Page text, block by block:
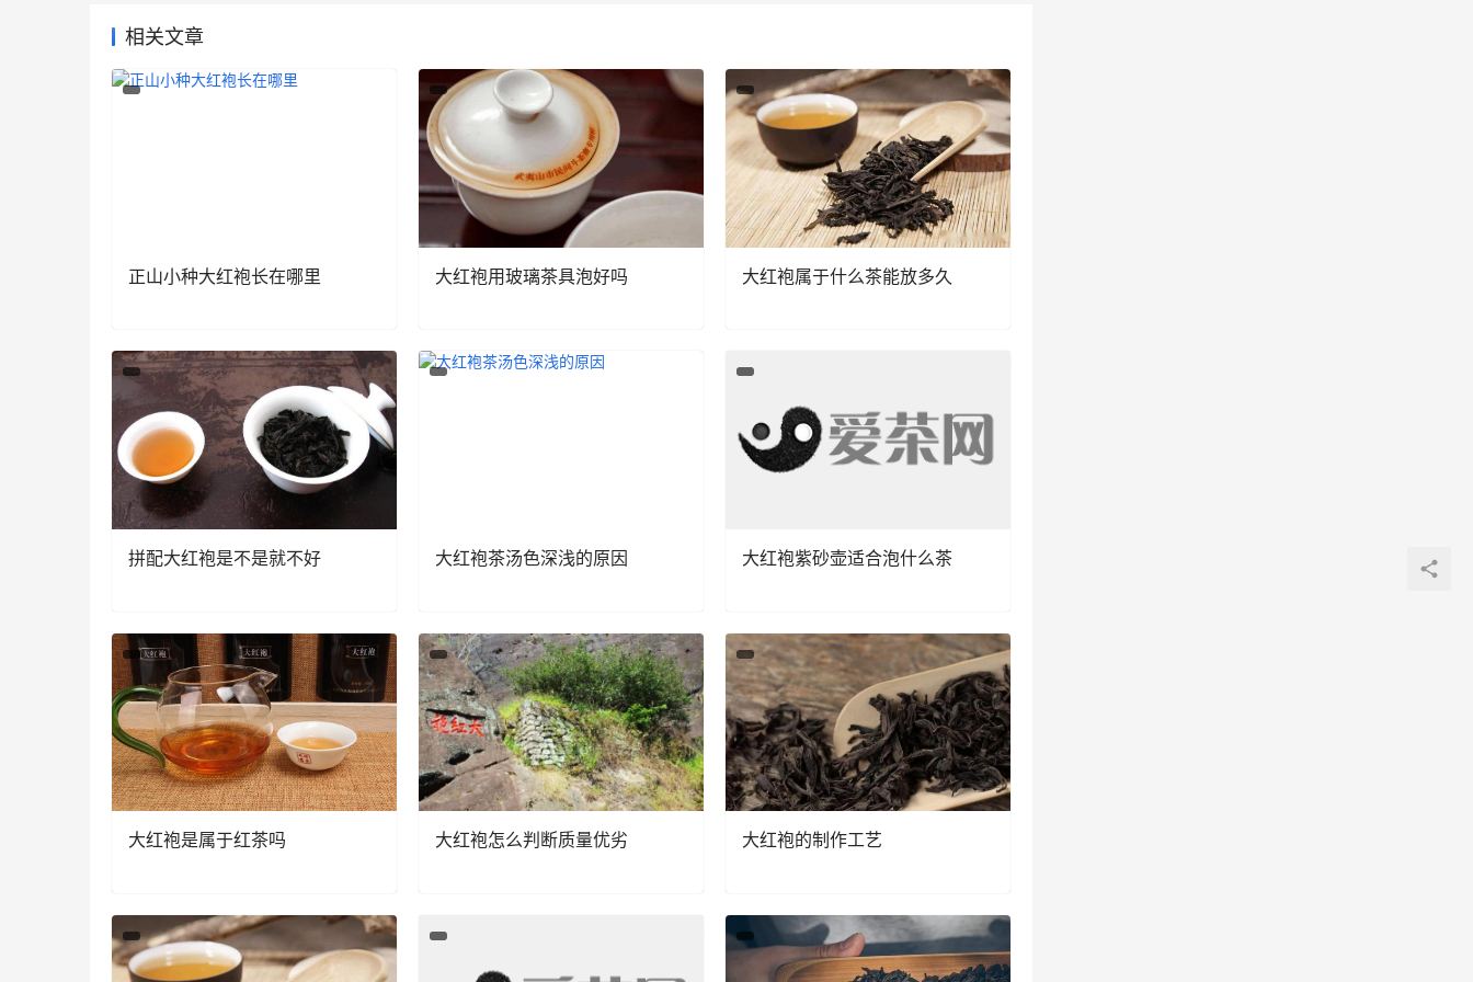
相关文章
正山小种大红袍长在哪里 大红袍用玻璃茶具泡好吗 大红袍属于什么茶能放多久
拼配大红袍是不是就不好 大红袍茶汤色深浅的原因 大红袍紫砂壶适合泡什么茶
大红袍是属于红茶吗 大红袍怎么判断质量优劣 大红袍的制作工艺